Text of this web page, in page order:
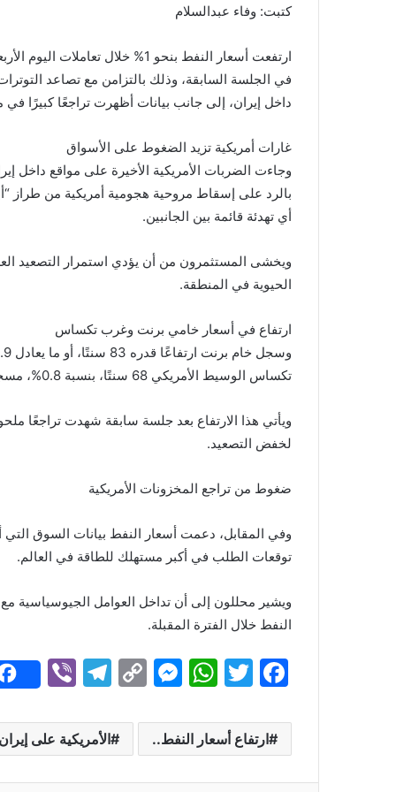
o
o
k
p
p
n
g
er
n
k
m
كتبت: وفاء عبدالسلام
ارتفعت أسعار النفط بنحو 1%
في الجلسة السابقة، وذلك بالتزامن مع تصاعد
داخل إيران، إلى جانب بيانات أظهرت تراجعًا كبيرًا في
غارات أمريكية تزيد الضغوط على الأسواق
وجاءت الضربات الأمريكية الأخيرة على مواقع داخل
بالرد على إسقاط مروحية هجومية أمريكية من طراز
أي تهدئة قائمة بين الجانبين.
ويخشى المستثمرون من أن يؤدي استمرار التصعيد
الحيوية في المنطقة.
ارتفاع في أسعار خامي برنت وغرب تكساس
تكساس الوسيط الأمريكي 68 سنتًا، بنسبة 0.8%، مسجلًا 88.97 دولارًا للبرميل.
ويأتي هذا الارتفاع بعد جلسة سابقة شهدت تراجعًا
لخفض التصعيد.
ضغوط من تراجع المخزونات الأمريكية
وفي المقابل، دعمت أسعار النفط بيانات السوق التي
توقعات الطلب في أكبر مستهلك للطاقة في العالم.
ويشير محللون إلى أن تداخل العوامل الجيوسياسية
النفط خلال الفترة المقبلة.
F
c
e
b
T
itt
er
W
at
s
A
M
s
s
e
C
p
y
Li
T
e
gr
a
Vi
b
er
ارتفاع أسعار النفط.. الأمريكية على إيران